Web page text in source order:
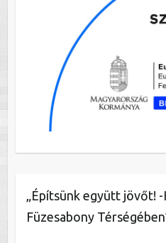
„Építsünk együtt jövőt!
Füzesabony